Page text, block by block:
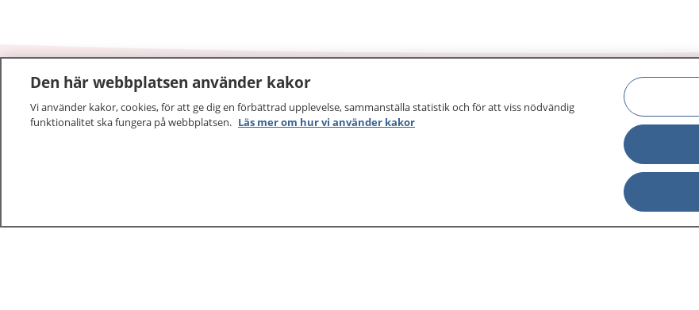
1177 –tryggt om din hälsa och vård
1177 ger dig råd när du vill må bättre.
Other languages
Lättläst svenska
Den här webbplatsen använder kakor
Vi använder kakor, cookies, för att ge dig en förbättrad upplevelse, sammanställa statistik och för att viss nödvändig
funktionalitet ska fungera på webbplatsen. Läs mer om hur vi använder kakor